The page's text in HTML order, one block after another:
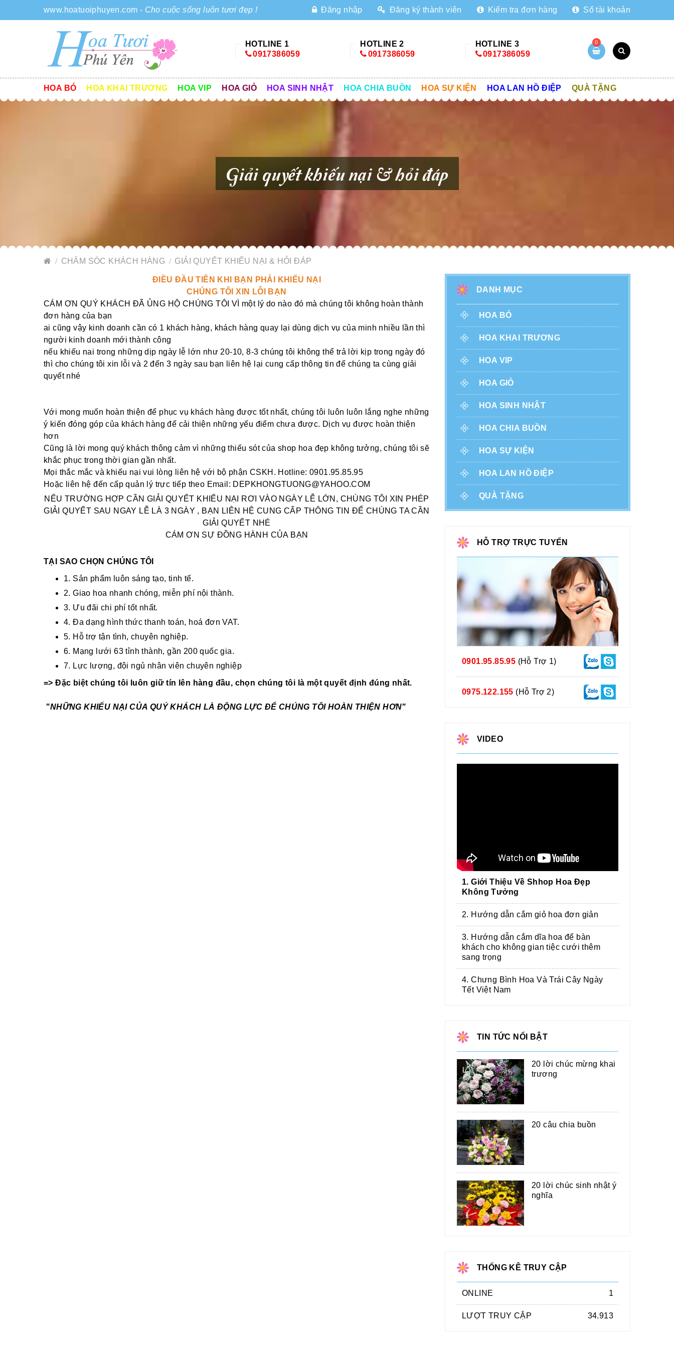
www.hoatuoiphuyen.com - Cho cuộc sống luôn tươi đẹp ! Đăng nhập Đăng ký thành viên Kiểm tra đơn hàng Số tài khoản
HOTLINE 1
0917386059
HOTLINE 2
0917386059
HOTLINE 3
0917386059
0
HOA BÓ HOA KHAI TRƯƠNG HOA VIP HOA GIỎ HOA SINH NHẬT HOA CHIA BUỒN HOA SỰ KIỆN HOA LAN HỒ ĐIỆP QUÀ TẶNG
Giải quyết khiếu nại & hỏi đáp
CHĂM SÓC KHÁCH HÀNG GIẢI QUYẾT KHIẾU NẠI & HỎI ĐÁP
ĐIỀU ĐẦU TIÊN KHI BẠN PHẢI KHIẾU NẠI
CHÚNG TÔI XIN LỖI BẠN
CÁM ƠN QUÝ KHÁCH ĐÃ ỦNG HỘ CHÚNG TÔI VÌ một lý do nào đó mà chúng tôi không hoàn thành
đơn hàng của bạn
ai cũng vậy kinh doanh cần có 1 khách hàng, khách hàng quay lại dùng dịch vụ của minh nhiều lần thì
người kinh doanh mới thành công
nếu khiếu nai trong những dịp ngày lễ lớn như 20-10, 8-3 chúng tôi không thể trả lời kịp trong ngày đó
thì cho chúng tôi xin lỗi và 2 đến 3 ngày sau bạn liên hệ lại cung cấp thông tin để chúng ta cùng giải
quyết nhé
Với mong muốn hoàn thiện để phục vụ khách hàng được tốt nhất, chúng tôi luôn luôn lắng nghe những
ý kiến đóng góp của khách hàng để cải thiện những yếu điểm chưa được. Dịch vụ được hoàn thiện
hơn
Cũng là lời mong quý khách thông cảm vì những thiếu sót của shop hoa đẹp không tưởng, chúng tôi sẽ
khắc phục trong thời gian gần nhất.
Mọi thắc mắc và khiếu nại vui lòng liên hệ với bộ phận CSKH. Hotline: 0901.95.85.95
Hoặc liên hệ đến cấp quản lý trực tiếp theo Email: DEPKHONGTUONG@YAHOO.COM
NẾU TRƯỜNG HỢP CẦN GIẢI QUYẾT KHIẾU NẠI RƠI VÀO NGÀY LỄ LỚN, CHÚNG TÔI XIN PHÉP
GIẢI QUYẾT SAU NGAY LỄ LÀ 3 NGÀY , BẠN LIÊN HỆ CUNG CẤP THÔNG TIN ĐỂ CHÚNG TA CẦN
GIẢI QUYẾT NHÉ
CÁM ƠN SỰ ĐỒNG HÀNH CỦA BẠN
TẠI SAO CHỌN CHÚNG TÔI
1. Sản phẩm luôn sáng tạo, tinh tế.
2. Giao hoa nhanh chóng, miễn phí nội thành.
3. Ưu đãi chi phí tốt nhất.
4. Đa dạng hình thức thanh toán, hoá đơn VAT.
5. Hỗ trợ tận tình, chuyên nghiệp.
6. Mạng lưới 63 tỉnh thành, gần 200 quốc gia.
7. Lực lượng, đội ngủ nhân viên chuyên nghiệp
=> Đặc biệt chúng tôi luôn giữ tín lên hàng đầu, chọn chúng tôi là một quyết định đúng nhất.
"NHỮNG KHIẾU NẠI CỦA QUÝ KHÁCH LÀ ĐỘNG LỰC ĐỂ CHÚNG TÔI HOÀN THIỆN HƠN"
DANH MỤC
HOA BÓ
HOA KHAI TRƯƠNG
HOA VIP
HOA GIỎ
HOA SINH NHẬT
HOA CHIA BUỒN
HOA SỰ KIỆN
HOA LAN HỒ ĐIỆP
QUÀ TẶNG
HỖ TRỢ TRỰC TUYẾN
0901.95.85.95 (Hỗ Trợ 1)
0975.122.155 (Hỗ Trợ 2)
VIDEO
1. Giới Thiệu Về Shhop Hoa Đẹp
Không Tưởng
2. Hướng dẫn cắm giỏ hoa đơn giản
3. Hướng dẫn cắm dĩa hoa để bàn
khách cho không gian tiệc cưới thêm
sang trọng
4. Chưng Bình Hoa Và Trái Cây Ngày
Tết Việt Nam
TIN TỨC NỔI BẬT
20 lời chúc mừng khai
trương
20 câu chia buồn
20 lời chúc sinh nhật ý
nghĩa
THỐNG KÊ TRUY CẬP
ONLINE 1
LƯỢT TRUY CẬP 34.913